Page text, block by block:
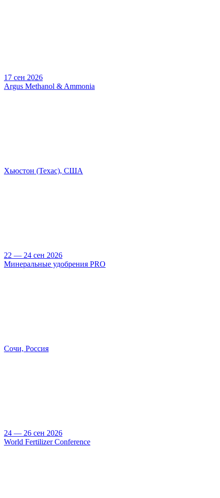
17 сен 2026
Argus Methanol & Ammonia
Хьюстон (Техас), США
22 — 24 сен 2026
Минеральные удобрения PRO
Сочи, Россия
24 — 26 сен 2026
World Fertilizer Conference